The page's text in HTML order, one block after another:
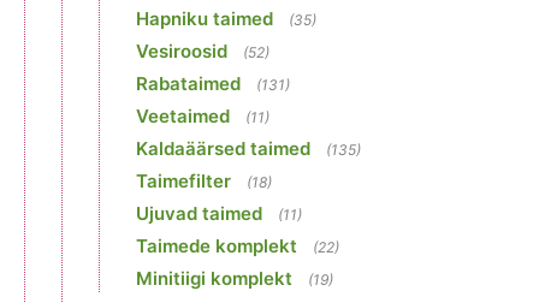
Hapniku taimed (35)
Vesiroosid (52)
Rabataimed (131)
Veetaimed (11)
Kaldaäärsed taimed (135)
Taimefilter (18)
Ujuvad taimed (11)
Taimede komplekt (22)
Minitiigi komplekt (19)